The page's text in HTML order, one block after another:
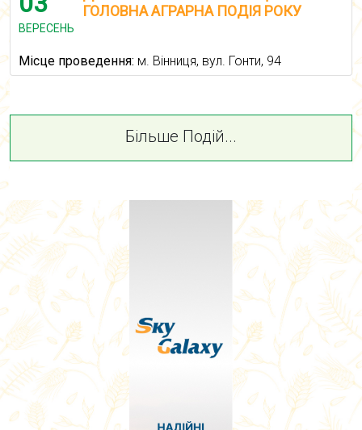
ВЕРЕСЕНЬ
ГОЛОВНА АГРАРНА ПОДІЯ РОКУ
Місце проведення: м. Вінниця, вул. Гонти, 94
Більше Подій...